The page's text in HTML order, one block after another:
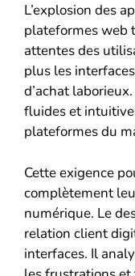
L’explosion des
plateformes web
attentes des
plus les
d’achat
fluides et
plateformes du
Cette exigence
complètement
numérique. Le
relation client
interfaces. Il